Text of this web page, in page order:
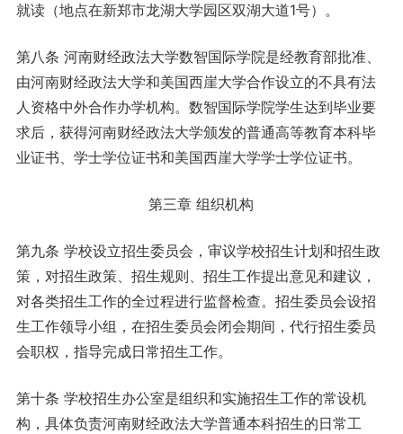
就读（地点在新郑市龙湖大学园区双湖大道1号）。
第八条 河南财经政法大学数智国际学院是经教育部批准、
由河南财经政法大学和美国西崖大学合作设立的不具有法
人资格中外合作办学机构。数智国际学院学生达到毕业要
求后，获得河南财经政法大学颁发的普通高等教育本科毕
业证书、学士学位证书和美国西崖大学学士学位证书。
第三章 组织机构
第九条 学校设立招生委员会，审议学校招生计划和招生政
策，对招生政策、招生规则、招生工作提出意见和建议，
对各类招生工作的全过程进行监督检查。招生委员会设招
生工作领导小组，在招生委员会闭会期间，代行招生委员
会职权，指导完成日常招生工作。
第十条 学校招生办公室是组织和实施招生工作的常设机
构，具体负责河南财经政法大学普通本科招生的日常工